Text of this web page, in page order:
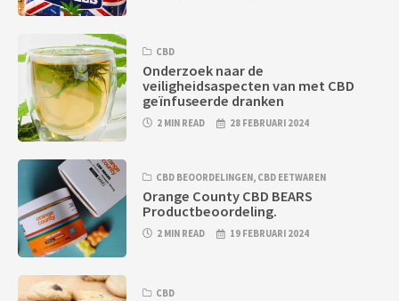
CBD
Onderzoek naar de
veiligheidsaspecten van met CBD
geïnfuseerde dranken
2 MIN READ 28 FEBRUARI 2024
CBD BEOORDELINGEN, CBD EETWAREN
Orange County CBD BEARS
Productbeoordeling.
2 MIN READ 19 FEBRUARI 2024
CBD